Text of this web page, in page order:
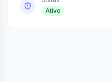
Ativo